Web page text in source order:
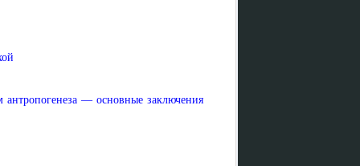
— основные заключения